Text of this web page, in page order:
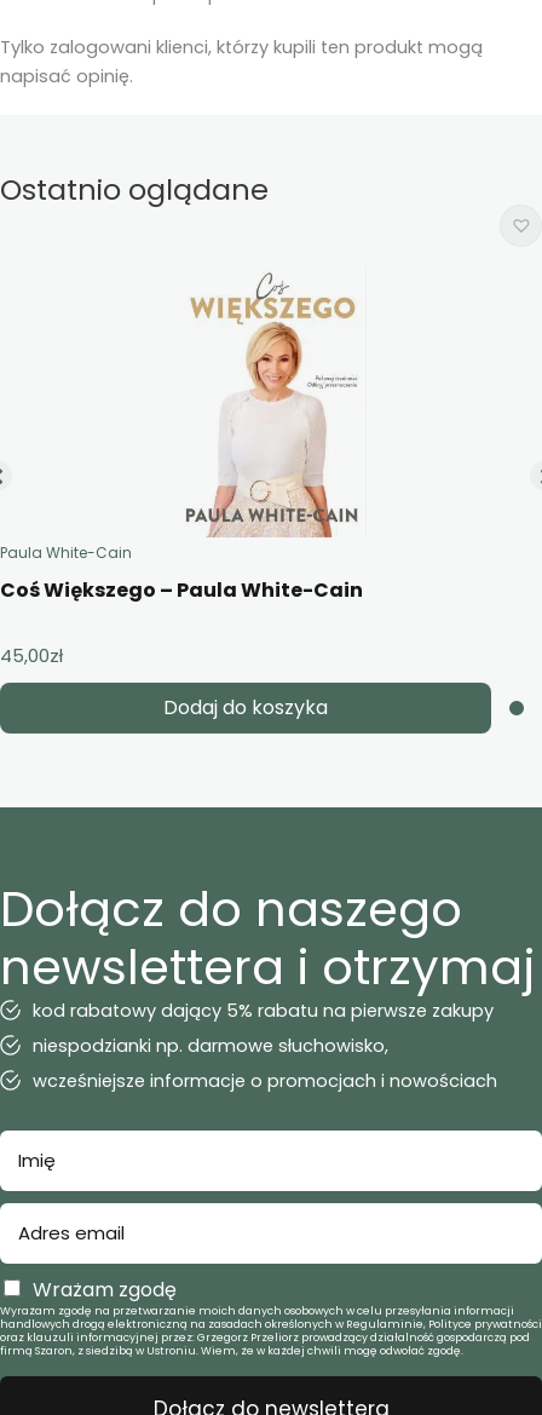
Tylko zalogowani klienci, którzy kupili ten produkt mogą
napisać opinię.
Ostatnio oglądane
Paula White-Cain
Coś Większego – Paula White-Cain
45,00zł
Dodaj do koszyka
Dołącz do naszego
newslettera i otrzymaj
kod rabatowy dający 5% rabatu na pierwsze zakupy
niespodzianki np. darmowe słuchowisko,
wcześniejsze informacje o promocjach i nowościach
Wrażam zgodę
Wyrażam zgodę na przetwarzanie moich danych osobowych w celu przesyłania informacji
handlowych drogą elektroniczną na zasadach określonych w Regulaminie, Polityce prywatności
oraz klauzuli informacyjnej przez: Grzegorz Przeliorz prowadzący działalność gospodarczą pod
firmą Szaron, z siedzibą w Ustroniu. Wiem, że w każdej chwili mogę odwołać zgodę.
Dołącz do newslettera